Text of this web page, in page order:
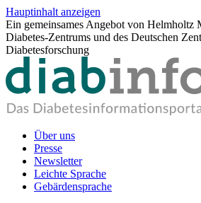
Hauptinhalt anzeigen
Ein gemeinsames Angebot von Helmholtz
Diabetes-Zentrums und des Deutschen
Diabetesforschung
Über uns
Presse
Newsletter
Leichte Sprache
Gebärdensprache